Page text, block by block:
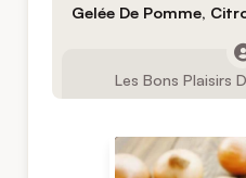
Gelée De Pomme,
Les Bons Plaisirs